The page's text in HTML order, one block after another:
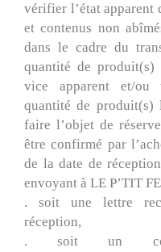
vérifier l’état apparent
et contenus non
dans le cadre du
quantité de
vice apparent et/ou
quantité de produit(s)
faire l’objet de
être confirmé par
de la date de
envoyant à LE P’TIT
. soit une lettre
réception,
. soit un